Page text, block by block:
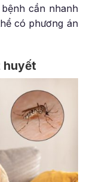
cần nhanh
có phương án
huyết